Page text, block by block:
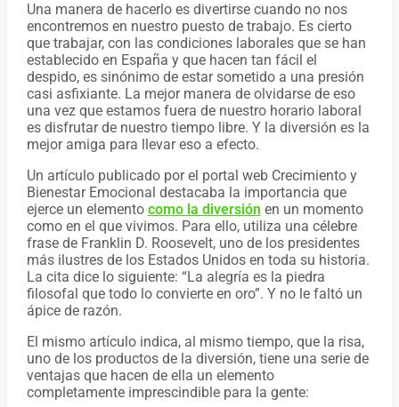
Una manera de hacerlo es divertirse cuando no nos
encontremos en nuestro puesto de trabajo. Es cierto
que trabajar, con las condiciones laborales que se han
establecido en España y que hacen tan fácil el
despido, es sinónimo de estar sometido a una presión
casi asfixiante. La mejor manera de olvidarse de eso
una vez que estamos fuera de nuestro horario laboral
es disfrutar de nuestro tiempo libre. Y la diversión es la
mejor amiga para llevar eso a efecto.
Un artículo publicado por el portal web Crecimiento y
Bienestar Emocional destacaba la importancia que
ejerce un elemento como la diversión en un momento
como en el que vivimos. Para ello, utiliza una célebre
frase de Franklin D. Roosevelt, uno de los presidentes
más ilustres de los Estados Unidos en toda su historia.
La cita dice lo siguiente: “La alegría es la piedra
filosofal que todo lo convierte en oro”. Y no le faltó un
ápice de razón.
El mismo artículo indica, al mismo tiempo, que la risa,
uno de los productos de la diversión, tiene una serie de
ventajas que hacen de ella un elemento
completamente imprescindible para la gente: